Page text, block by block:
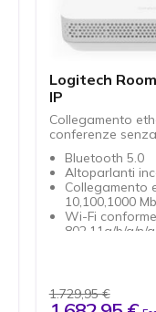
Logitech
IP
Collegamento
conferenze
Bluetooth 5.0
Altoparlanti
Collegamento
10,100,1000
Wi-Fi
802.11a/b/g/n/
1.729,95 €